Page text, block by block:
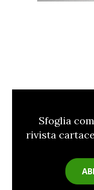
Sfoglia
rivista